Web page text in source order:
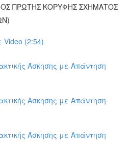
ΠΡΩΤΗΣ ΚΟΡΥΦΗΣ ΣΧΗΜΑΤΟΣ
(2:54)
Άσκησης με Απάντηση
Άσκησης με Απάντηση
Άσκησης με Απάντηση